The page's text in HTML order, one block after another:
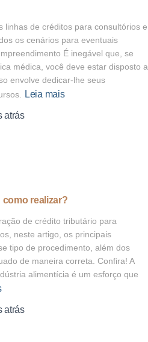
linhas de créditos para consultórios e
os cenários para eventuais
É inegável que, se
médica, você deve estar disposto a
envolve dedicar-lhe seus
Leia mais
atrás
como realizar?
de crédito tributário para
neste artigo, os principais
tipo de procedimento, além dos
de maneira correta. Confira! A
alimentícia é um esforço que
atrás